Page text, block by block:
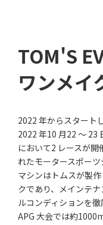
TOM'S
ワンメイ
2022 年からスタート
2022 年10 月22 ～ 23
において2 レースが
れたモータースポーツ
マシンはトムスが製
クであり、メインテ
ルコンディションを徹
APG 大会では約